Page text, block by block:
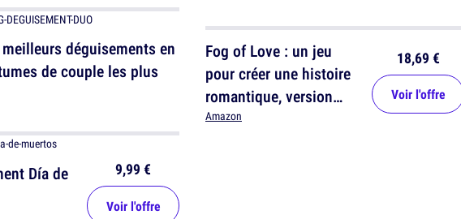
déguisements en
de couple les plus
Día de
9,99 €
Voir l'offre
Fog of Love : un jeu
pour créer une histoire
romantique, version
homme ou femme
Amazon
18,69 €
Voir l'offre